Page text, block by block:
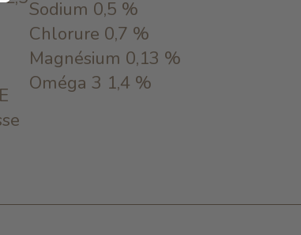
Sodium 0,5 %
Chlorure 0,7 %
Magnésium 0,13 %
Oméga 3 1,4 %